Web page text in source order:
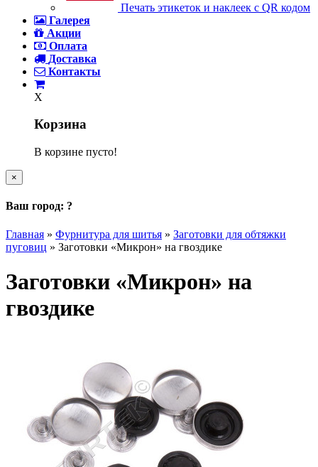
Печать этикеток и наклеек с QR кодом
Галерея
Акции
Оплата
Доставка
Контакты
X
Корзина
В корзине пусто!
×
Ваш город: ?
Главная » Фурнитура для шитья » Заготовки для обтяжки
пуговиц » Заготовки «Микрон» на гвоздике
Заготовки «Микрон» на
гвоздике